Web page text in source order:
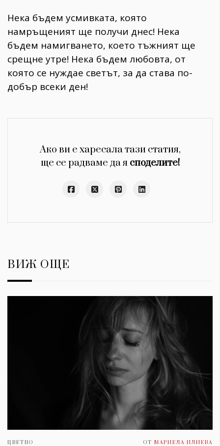
Нека бъдем усмивката, която
намръщеният ще получи днес! Нека
бъдем намигването, което тъжният ще
срещне утре! Нека бъдем любовта, от
която се нуждае светът, за да става по-
добър всеки ден!
Ако ви е харесала тази статия,
ще се радваме да я споделите!
ВИЖ ОЩЕ
ЦВЕТНО ОТ МАРИЕЛА ИЛИЕВА